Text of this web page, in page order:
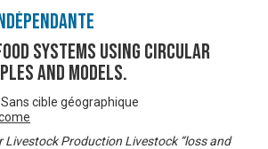
systems using circular
and models.
cible géographique
Livestock Production Livestock “loss and